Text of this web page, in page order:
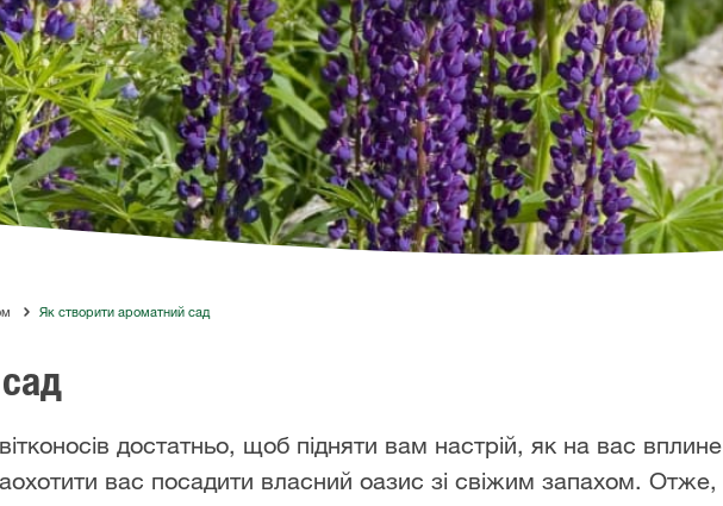
Як створити ароматний сад
достатньо, щоб підняти вам настрій, як на вас вплине
вас посадити власний оазис зі свіжим запахом. Отже,